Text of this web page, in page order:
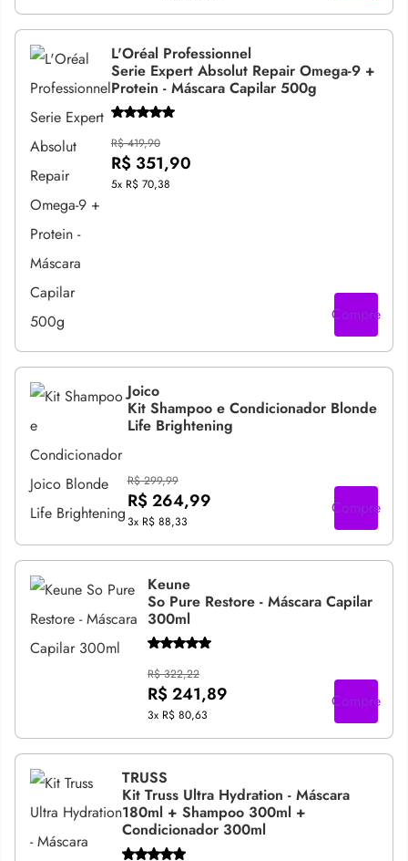
L'Oréal Professionnel
Serie Expert Absolut Repair Omega-9 +
Protein - Máscara Capilar 500g
R$ 419,90
R$ 351,90
5x R$ 70,38
Compre
Joico
Kit Shampoo e Condicionador Blonde
Life Brightening
R$ 299,99
R$ 264,99
3x R$ 88,33
Compre
Keune
So Pure Restore - Máscara Capilar
300ml
R$ 322,22
R$ 241,89
3x R$ 80,63
Compre
TRUSS
Kit Truss Ultra Hydration - Máscara
180ml + Shampoo 300ml +
Condicionador 300ml